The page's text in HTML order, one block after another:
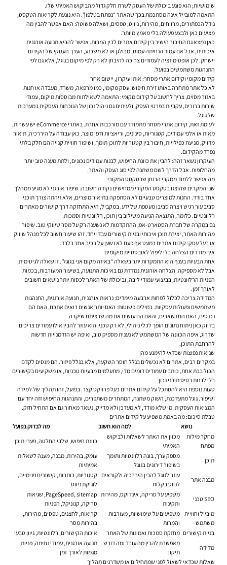
שימושיות; הוא פוגע ביכולת של העסק לשרת חלק גדול מהביקוש האמיתי שלו.
התאמה למובייל אינה מסתכמת בכך שהאתר “נפתח בטלפון”. היא נוגעת לקריאות הטקסט,
גודל הכפתורים, מרווחים, מהירות, ניווט, טפסים, ושאלה פשוטה: האם אפשר להבין מה
מציעים כאן ולבצע פעולה בלי מאמץ מיותר.
כאן נמצא גם החיבור הישיר בין קידום אתרים לבין המרות. אפשר להביא תנועה אורגנית
איכותית, אבל אם עמוד הנחיתה עמוס, מבולגן או לא משכנע, הערך העסקי של הקידום
יישחק. לכן אופטימיזציה לעמודים צריכה להיבחן לא רק לפי מיקום בגוגל, אלא גם לפי
התנהגות משתמשים בפועל.
קידום מקומי וקידום אתרי מסחר: אותו עיקרון, יישום אחר
לא כל אתר מתחרה באותו זירת חיפוש. עסק מקומי, כמו מרפאה, משרד, מעבדה או חנות
באזור מסוים, צריך לחשוב על קידום מקומי: התאמה לשאילתות מבוססות מיקום, עמודי
שירות ברורים, עקביות בפרטי העסק, ולעיתים גם ניהול נכון של הנוכחות העסקית במערכות
של גוגל.
לעומת זאת, קידום אתרי מסחר מתמודד עם מורכבות אחרת. באתרי eCommerce יש עשרות,
מאות או אלפי עמודים, קטגוריות, סינונים, וריאציות ודפי מוצר. כאן עבודה על היררכיה, תיאור
מדויק, מניעת כפילויות, חיבור בין קטגוריות לתוכן תומך, ושיפור חוויית קנייה הם חלק בלתי
נפרד מהקידום.
העיקרון נשאר זהה: להבין את כוונת החיפוש, לבנות עמודים נכונים, ולתת מענה טוב יותר
מהחלופות. אבל הדרך לשם משתנה לפי סוג העסק והאתר.
מה אפשר ללמוד ממקרי הבוחן שבטקסט המקורי
שני המקרים שהוצגו בטקסט המקורי ממחישים נקודה חשובה: שיפור אורגני לא מגיע ממהלך
אחד בודד. החנות למוצרים טבעיים לא הסתפקה בתיאור מוצרים, אלא זיהתה צורך תוכני
סביב עור רגיש ויצרה סביבו מעטפת של ידע. במקביל, היא התחזקה דרך קישורים מאתרים
רלוונטיים. כלומר, התוצאה הגיעה משילוב בין תוכן, רלוונטיות וסמכות.
גם במקרה של חברת הסטארט-אפ, ההתקדמות לא נשענה רק על מסר שיווקי טוב. שיפור
מהירות האתר, יצירת תוכן איכותי ובניית קישורים עבדו יחד. זהו שיעור חשוב לכל מנהל שיווק
או בעל עסק: קידום אתרים כמעט אף פעם לא נשען על רכיב אחד בלבד.
איך מודדים הצלחה בלי ליפול לאובססיית מיקומים
אחת הבעיות בענף היא התמקדות יתר בשאלה “באיזה מקום אני בגוגל”. זו שאלה לגיטימית,
אבל לא מספיקה. הצלחה אורגנית נמדדת גם באיכות התנועה, בשיעור המעורבות, בכמות
הפניות הרלוונטיות, בביצועי עמודי ליבה, וביכולת של האתר לכסות יותר נושאים חשובים
לאורך זמן.
המדידה צריכה לכלול לפחות ארבעה מימדים: נראות אורגנית, תנועה אורגנית, התנהגות
משתמשים ופעולות עסקיות. במילים פשוטות: האם יותר אנשים רואים אתכם, האם הם
נכנסים, האם הם נשארים, והאם הם עושים את מה שרציתם שיקרה.
בדיוק כאן ניתוח נתונים הופך לכלי ניהולי, לא רק טכני. הוא עוזר להבין אילו עמודים צריכים
שדרוג, איפה הכוונה של המשתמש לא נענית מספיק טוב, ואיפה יש הזדמנויות חדשות
להרחבת התוכן.
שגיאות נפוצות שכדאי להימנע מהן
במקרים רבים, אתרים לא נכשלים בגלל חוסר השקעה, אלא בגלל פיזור. הם מנסים לקדם
הכול בבת אחת, כותבים עמודים דומים מדי, מתעלמים מבעיות טכניות, או משקיעים בקישורים
בלי לבנות בסיס תוכני נכון.
טעות נוספת היא להסתכל על קידום אתרים כעל פרויקט קצר. בפועל, זהו תהליך של למידה
ושיפור. גוגל מתעדכנת, השוק משתנה, המתחרים משתפרים, והתנהגות החיפוש זזה יחד עם
המציאות העסקית. מי שלא מודד, לא מעדכן ולא מדייק, נשאר מאחור גם אם התחיל חזק.
טבלת סיכום: מה באמת משפיע על קידום אתרים
נושא
למה הוא חשוב
מה לבדוק בפועל
מחקר מילות
מפתח
מכוון את האתר לשאלות ולביקוש
האמיתי
כוונת חיפוש, שלבי החלטה, פערי תוכן
תוכן
מספק ערך, בונה רלוונטיות ותומך
בשיפור דירוגים בגוגל
עומק, בהירות, מבנה, מענה לשאלות
אמיתיות
מבנה אתר
עוזר לגוגל להבין היררכיה ולקוראים
לנווט בקלות
קטגוריות, כותרות, קישורים פנימיים,
לוגיקת ניווט
SEO טכני
משפיע על סריקה, אינדוקס, מהירות
ותקינות
PageSpeed, sitemap, שגיאות
סריקה, קנוניקל, הפניות
מובייל וחוויית
משתמש
משפיעים על שימושיות, מעורבות
והמרות
קריאות, לחצנים, טפסים, מהירות,
בהירות מסר
בניית קישורים מחזקת סמכות ואמינות של האתר
איכות הקישורים, רלוונטיות, גיוון טבעי
מדידה
מאפשרת להבין מה עובד ומה דורש
תיקון
תנועה אורגנית, עמודי נחיתה, פניות,
מגמות לאורך זמן
שאלות שכדאי לשאול לפני שמתחילים או משדרגים תהליך